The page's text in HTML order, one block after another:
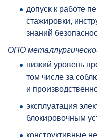
допуск к работе
стажировки,
знаний
ОПО
низкий уровень
том числе за
и
эксплуатация
блокировочным